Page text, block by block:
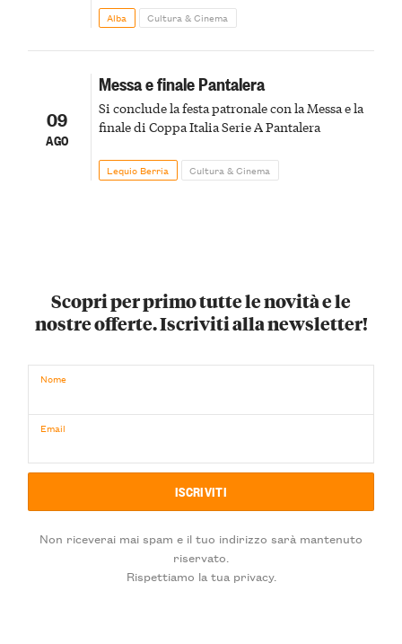
Alba Cultura & Cinema
09
AGO
Messa e finale Pantalera
Si conclude la festa patronale con la Messa e la
finale di Coppa Italia Serie A Pantalera
Lequio Berria Cultura & Cinema
Scopri per primo tutte le novità e le
nostre offerte. Iscriviti alla newsletter!
Nome
Email
Non riceverai mai spam e il tuo indirizzo sarà mantenuto
riservato.
Rispettiamo la tua privacy.